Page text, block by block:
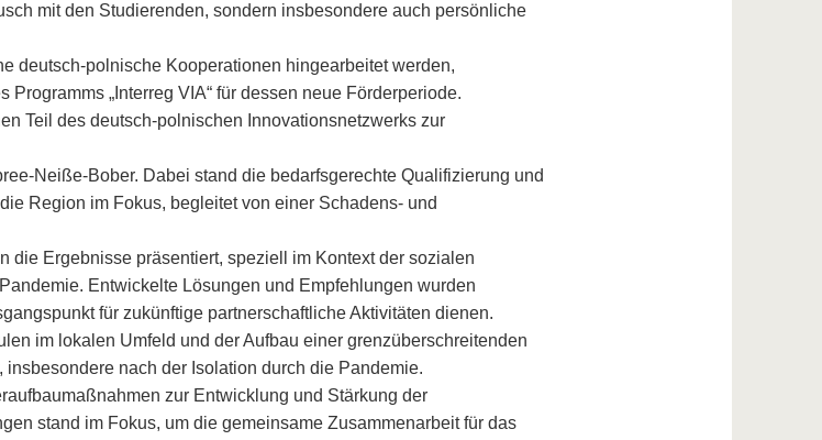
mit den Studierenden, sondern insbesondere auch persönliche
deutsch-polnische Kooperationen hingearbeitet werden,
Programms „Interreg VIA“ für dessen neue Förderperiode.
Teil des deutsch-polnischen Innovationsnetzwerks zur
Neiße-Bober. Dabei stand die bedarfsgerechte Qualifizierung und
Region im Fokus, begleitet von einer Schadens- und
die Ergebnisse präsentiert, speziell im Kontext der sozialen
Entwickelte Lösungen und Empfehlungen wurden
für zukünftige partnerschaftliche Aktivitäten dienen.
im lokalen Umfeld und der Aufbau einer grenzüberschreitenden
insbesondere nach der Isolation durch die Pandemie.
zur Entwicklung und Stärkung der
stand im Fokus, um die gemeinsame Zusammenarbeit für das